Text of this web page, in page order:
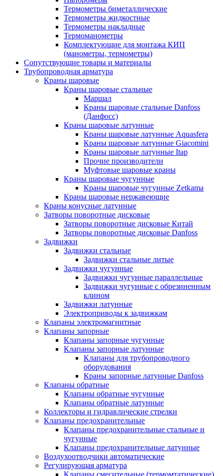
Термометры биметаллические
Термометры жидкостные
Термометры накладные
Термоманометры
Комплектующие для монтажа КИП
(манометры, термометры)
Сопутствующие товары и материалы
Трубопроводная арматура
Краны шаровые
Краны шаровые стальные
Маршал
Краны шаровые стальные Danfoss
(Данфосс)
Краны шаровые латунные
Краны шаровые латунные Aquasfera
Краны шаровые латунные Giacomini
Краны шаровые латунные Itap
Прочие производители
Муфтовые шаровые краны
Краны шаровые чугунные
Краны шаровые чугунные Zetkama
Краны шаровые нержавеющие
Краны конусные латунные
Затворы поворотные дисковые
Затворы поворотные дисковые Китай
Затворы поворотные дисковые Danfoss
Задвижки
Задвижки стальные
Задвижки стальные литые
Задвижки чугунные
Задвижки чугунные параллельные
Задвижки чугунные с обрезиненным
клином
Задвижки латунные
Электроприводы к задвижкам
Клапаны электромагнитные
Клапаны запорные
Клапаны запорные чугунные
Клапаны запорные латунные
Клапаны для трубопроводного
оборудования
Краны запорные латунные Danfoss
Клапаны обратные
Клапаны обратные чугунные
Клапаны обратные латунные
Коллекторы и гидравлические стрелки
Клапаны предохранительные
Клапаны предохранительные стальные и
чугунные
Клапаны предохранительные латунные
Воздухоотводчики автоматические
Регулирующая арматура
Клапаны смесительные (термомтатические)